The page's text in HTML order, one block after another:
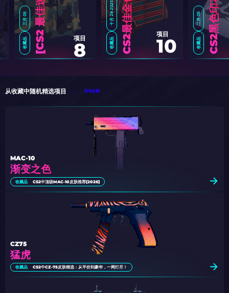
二月 05
收藏品
十月 28 2025
收藏品
项目
10
三月 05
收藏品
C
S
2
最
佳
迷
彩
皮
肤
[
2
0
2
项目
8
从收藏中随机精选项目 所有收藏
渐变之色
MAC-10
收藏品 CS2中顶级MAC-10皮肤推荐[2026]
猛虎
CZ75
收藏品 CS2中CZ-75皮肤精选：从平价到豪华，一网打尽！